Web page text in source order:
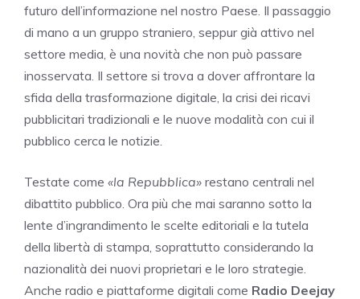
futuro dell’informazione nel nostro Paese. Il passaggio
di mano a un gruppo straniero, seppur già attivo nel
settore media, è una novità che non può passare
inosservata. Il settore si trova a dover affrontare la
sfida della trasformazione digitale, la crisi dei ricavi
pubblicitari tradizionali e le nuove modalità con cui il
pubblico cerca le notizie.
Testate come «la Repubblica» restano centrali nel
dibattito pubblico. Ora più che mai saranno sotto la
lente d’ingrandimento le scelte editoriali e la tutela
della libertà di stampa, soprattutto considerando la
nazionalità dei nuovi proprietari e le loro strategie.
Anche radio e piattaforme digitali come Radio Deejay